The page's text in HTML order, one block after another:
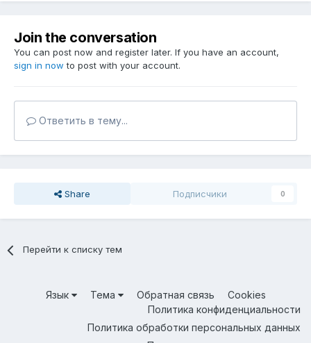
Join the conversation
You can post now and register later. If you have an account,
sign in now to post with your account.
Ответить в тему...
Share Подписчики 0
Перейти к списку тем
Язык Тема Обратная связь
Cookies
Политика конфиденциальности
Политика обработки персональных данных